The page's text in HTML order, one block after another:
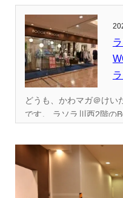
どうも、かわマガ＠けい
です。 ラソラ川西2階の